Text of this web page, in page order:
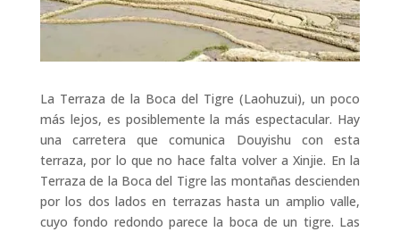
La Terraza de la Boca del Tigre (Laohuzui), un poco
más lejos, es posiblemente la más espectacular. Hay
una carretera que comunica Douyishu con esta
terraza, por lo que no hace falta volver a Xinjie. En la
Terraza de la Boca del Tigre las montañas descienden
por los dos lados en terrazas hasta un amplio valle,
cuyo fondo redondo parece la boca de un tigre. Las